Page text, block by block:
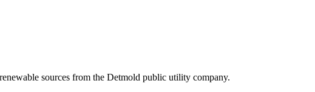
sources from the Detmold public utility company.